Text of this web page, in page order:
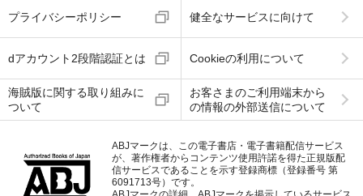
プライバシーポリシー 健全なサービスに向けて
dアカウント2段階認証とは Cookieの利用について
海賊版に関する取り組みに
ついて
お客さまのご利用端末から
の情報の外部送信について
ABJマークは、この電子書店・電子書籍配信サービス
が、著作権者からコンテンツ使用許諾を得た正規版配
信サービスであることを示す登録商標（登録番号 第
6091713号）です。